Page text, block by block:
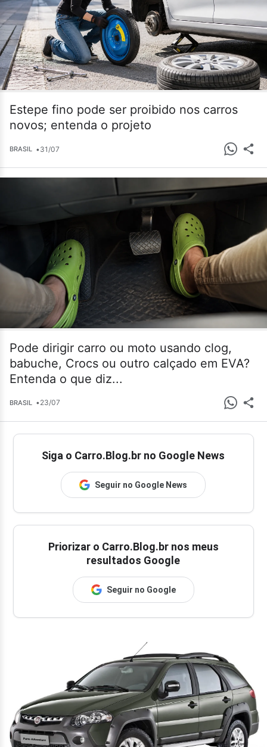
Estepe fino pode ser proibido nos carros
novos; entenda o projeto
BRASIL •31/07
Pode dirigir carro ou moto usando clog,
babuche, Crocs ou outro calçado em EVA?
Entenda o que diz...
BRASIL •23/07
Siga o Carro.Blog.br no Google News
Seguir no Google News
Priorizar o Carro.Blog.br nos meus
resultados Google
Seguir no Google